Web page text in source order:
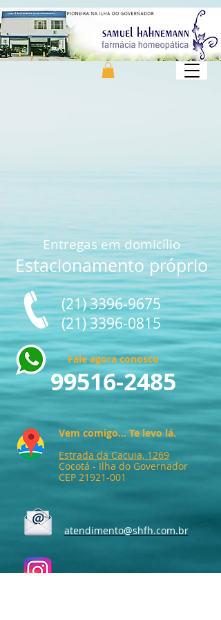
Entregas em domicílio
Estacionamento próprio
(21) 3396-9675
(21) 3396-0815
Fale agora conosco
99516-2485
Vem comigo... Te levo lá.
Estrada da Cacuia, 1269
Cocotá - Ilha do Governador
CEP 21921-001
atendimento@shfh.com.br
@samuel_hahnemann